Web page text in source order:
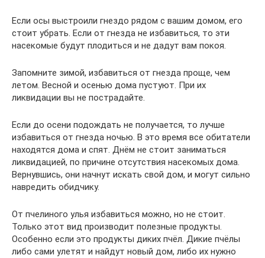
Если осы выстроили гнездо рядом с вашим домом, его
стоит убрать. Если от гнезда не избавиться, то эти
насекомые будут плодиться и не дадут вам покоя.
Запомните зимой, избавиться от гнезда проще, чем
летом. Весной и осенью дома пустуют. При их
ликвидации вы не пострадайте.
Если до осени подождать не получается, то лучше
избавиться от гнезда ночью. В это время все обитатели
находятся дома и спят. Днём не стоит заниматься
ликвидацией, по причине отсутствия насекомых дома.
Вернувшись, они начнут искать свой дом, и могут сильно
навредить обидчику.
От пчелиного улья избавиться можно, но не стоит.
Только этот вид производит полезные продукты.
Особенно если это продукты диких пчёл. Дикие пчёлы
либо сами улетят и найдут новый дом, либо их нужно